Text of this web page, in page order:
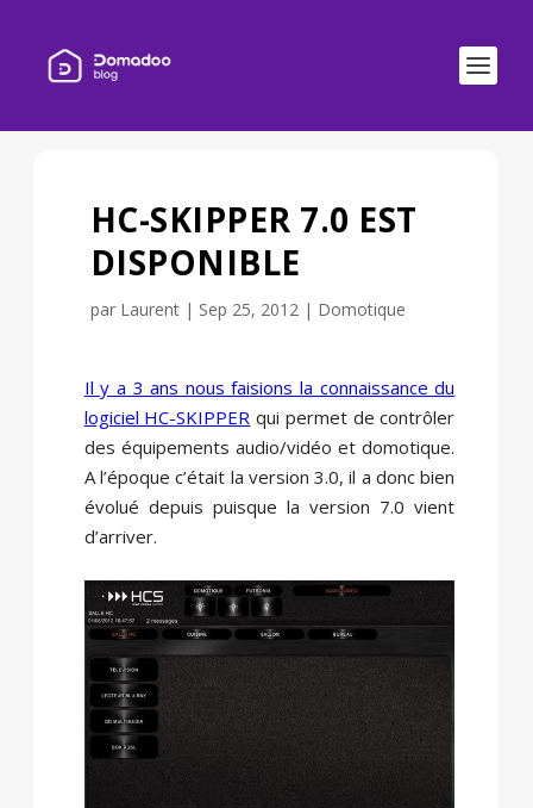
HC-SKIPPER 7.0 EST
DISPONIBLE
par Laurent| Sep 25, 2012| Domotique
Il y a 3 ans nous faisions la connaissance du
logiciel HC-SKIPPER qui permet de contrôler
des équipements audio/vidéo et domotique.
A l’époque c’était la version 3.0, il a donc bien
évolué depuis puisque la version 7.0 vient
d’arriver.